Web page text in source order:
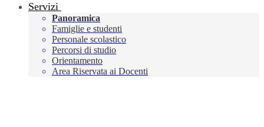
Servizi
Panoramica
Famiglie e studenti
Personale scolastico
Percorsi di studio
Orientamento
Area Riservata ai Docenti